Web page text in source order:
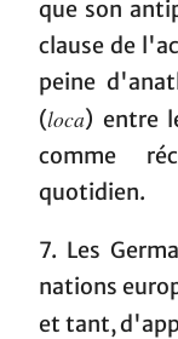
que son
clause de
peine
(loca) entre
comme
quotidien.
7. Les
nations
et tant,